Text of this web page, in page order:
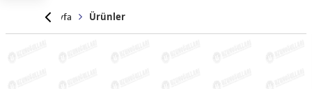
Anasayfa Ürünler